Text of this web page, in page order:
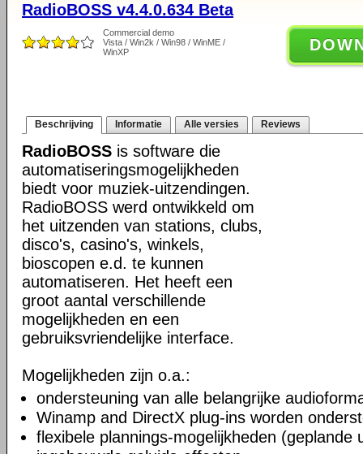
RadioBOSS v4.4.0.634 Beta
Commercial demo
Vista / Win2k / Win98 / WinME /
WinXP
Beschrijving Informatie Alle versies Reviews
RadioBOSS is software die
automatiseringsmogelijkheden
biedt voor muziek-uitzendingen.
RadioBOSS werd ontwikkeld om
het uitzenden van stations, clubs,
disco's, casino's, winkels,
bioscopen e.d. te kunnen
automatiseren. Het heeft een
groot aantal verschillende
mogelijkheden en een
gebruiksvriendelijke interface.
Mogelijkheden zijn o.a.:
ondersteuning van alle belangrijke
Winamp and DirectX plug-ins worden
flexibele plannings-mogelijkheden (geplande